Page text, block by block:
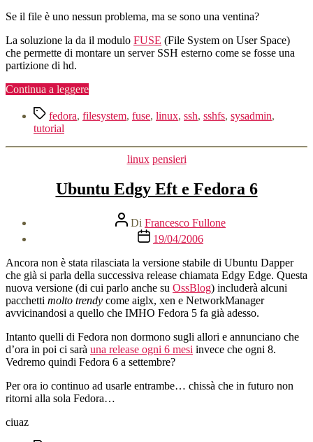
Se il file è uno nessun problema, ma se sono una ventina?
La soluzione la da il modulo FUSE (File System on User Space)
che permette di montare un server SSH esterno come se fosse una
partizione di hd.
Continua a leggere“Montare
disco
FUSE
Tagfedora, filesystem, fuse, linux, ssh, sshfs, sysadmin,
tutorial
Categorie
linux pensieri
Ubuntu Edgy Eft e Fedora 6
Autore
articolo
Di Francesco Fullone
Data
dell'articolo
19/04/2006
Ancora non è stata rilasciata la versione stabile di Ubuntu Dapper
che già si parla della successiva release chiamata Edgy Edge. Questa
nuova versione (di cui parlo anche su OssBlog) includerà alcuni
pacchetti molto trendy come aiglx, xen e NetworkManager
avvicinandosi a quello che IMHO Fedora 5 fa già adesso.
Intanto quelli di Fedora non dormono sugli allori e annunciano che
d’ora in poi ci sarà una release ogni 6 mesi invece che ogni 8.
Vedremo quindi Fedora 6 a settembre?
Per ora io continuo ad usarle entrambe… chissà che in futuro non
ritorni alla sola Fedora…
ciuaz